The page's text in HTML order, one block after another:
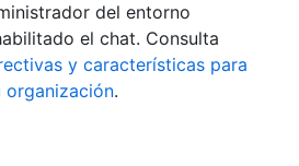
del entorno
el chat. Consulta
y características para
organización.